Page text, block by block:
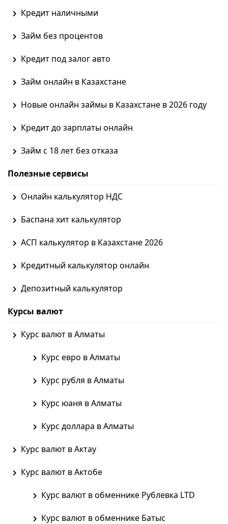
Кредит наличными
Займ без процентов
Кредит под залог авто
Займ онлайн в Казахстане
Новые онлайн займы в Казахстане в 2026 году
Кредит до зарплаты онлайн
Займ с 18 лет без отказа
Полезные сервисы
Онлайн калькулятор НДС
Баспана хит калькулятор
АСП калькулятор в Казахстане 2026
Кредитный калькулятор онлайн
Депозитный калькулятор
Курсы валют
Курс валют в Алматы
Курс евро в Алматы
Курс рубля в Алматы
Курс юаня в Алматы
Курс доллара в Алматы
Курс валют в Актау
Курс валют в Актобе
Курс валют в обменнике Рублевка LTD
Курс валют в обменнике Батыс